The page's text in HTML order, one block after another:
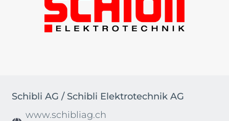
Schibli AG / Schibli Elektrotechnik AG
www.schibliag.ch